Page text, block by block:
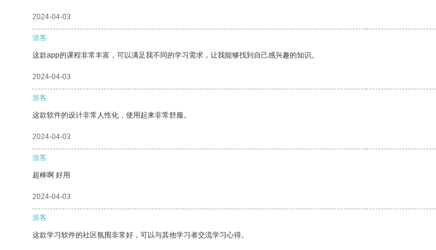
2024-04-03
游客
这款app的课程非常丰富，可以满足我不同的学习需求，让我能够找到自己感兴趣的知识。
2024-04-03
游客
这款软件的设计非常人性化，使用起来非常舒服。
2024-04-03
游客
超棒啊 好用
2024-04-03
游客
这款学习软件的社区氛围非常好，可以与其他学习者交流学习心得。